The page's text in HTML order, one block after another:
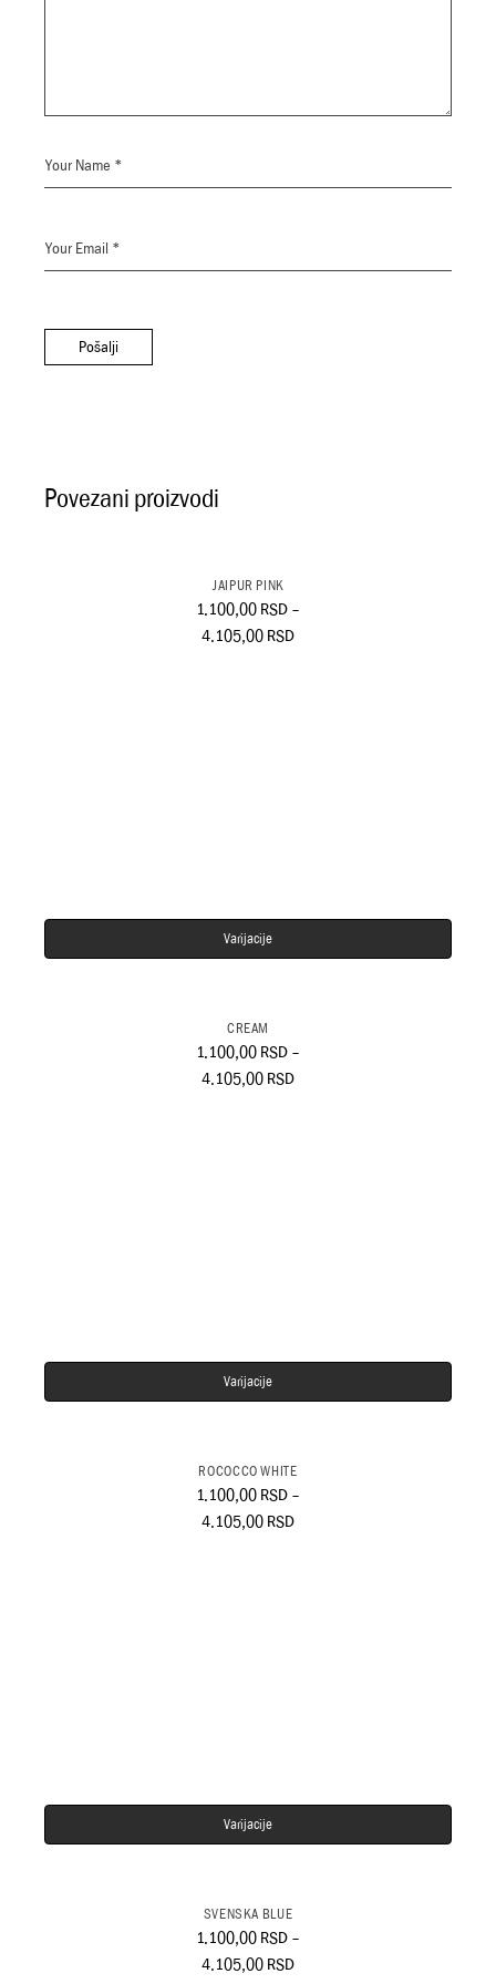
Pošalji
Povezani proizvodi
JAIPUR PINK
1.100,00RSD–
4.105,00RSD
Varijacije
CREAM
1.100,00RSD–
4.105,00RSD
Varijacije
ROCOCCO WHITE
1.100,00RSD–
4.105,00RSD
Varijacije
SVENSKA BLUE
1.100,00RSD–
4.105,00RSD